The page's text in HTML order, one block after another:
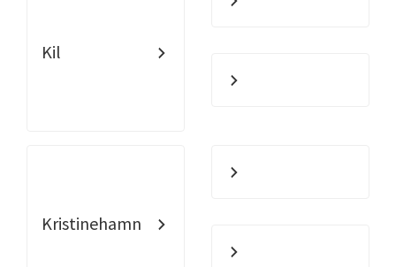
Kil
Kristinehamn